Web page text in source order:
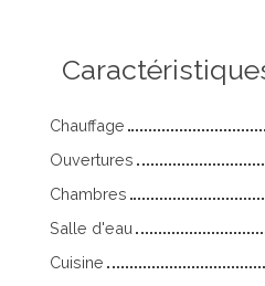
Chauffage
Ouvertures
Chambres
Salle d'eau
Cuisine